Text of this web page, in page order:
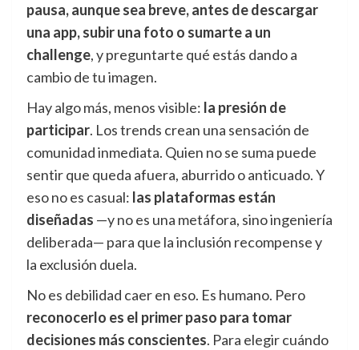
pausa, aunque sea breve, antes de descargar
una app, subir una foto o sumarte a un
challenge, y preguntarte qué estás dando a
cambio de tu imagen.
Hay algo más, menos visible: la presión de
participar. Los trends crean una sensación de
comunidad inmediata. Quien no se suma puede
sentir que queda afuera, aburrido o anticuado. Y
eso no es casual: las plataformas están
diseñadas —y no es una metáfora, sino ingeniería
deliberada— para que la inclusión recompense y
la exclusión duela.
No es debilidad caer en eso. Es humano. Pero
reconocerlo es el primer paso para tomar
decisiones más conscientes. Para elegir cuándo